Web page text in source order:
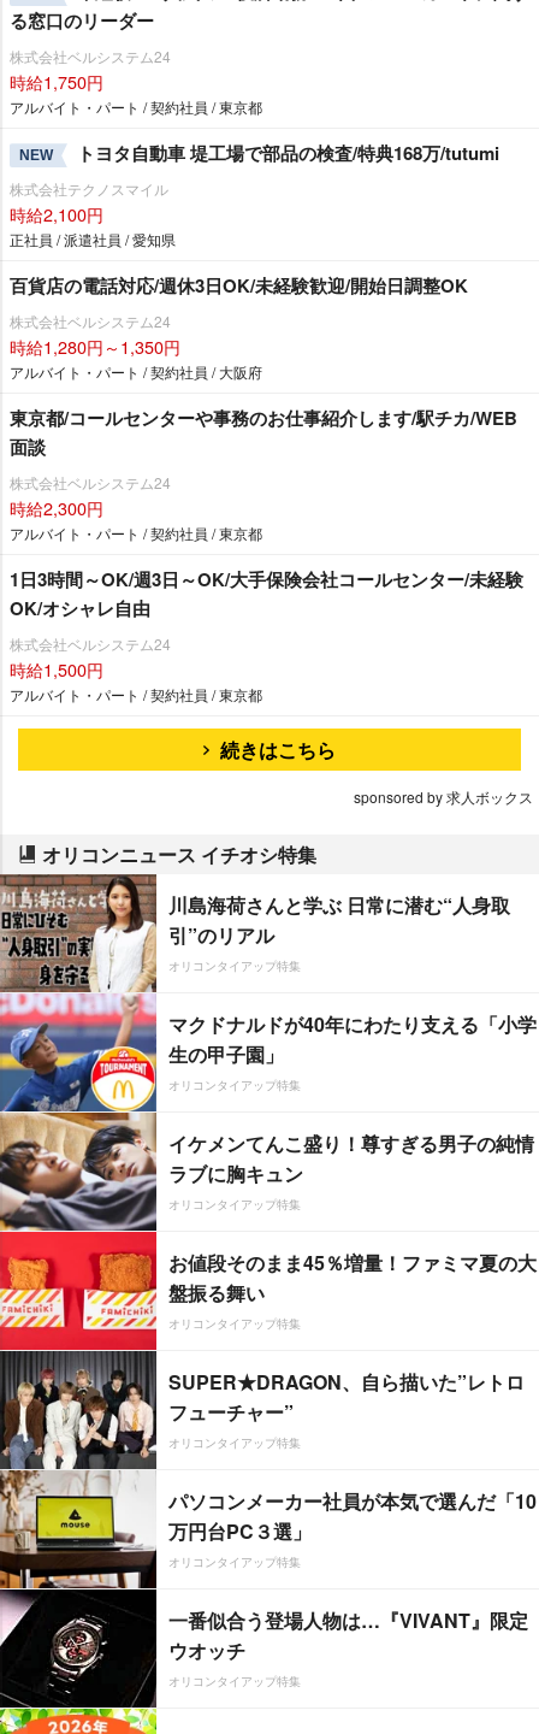
る窓口のリーダー
株式会社ベルシステム24
時給1,750円
アルバイト・パート / 契約社員 / 東京都
NEW トヨタ自動車 堤工場で部品の検査/特典168万/tutumi
株式会社テクノスマイル
時給2,100円
正社員 / 派遣社員 / 愛知県
百貨店の電話対応/週休3日OK/未経験歓迎/開始日調整OK
株式会社ベルシステム24
時給1,280円～1,350円
アルバイト・パート / 契約社員 / 大阪府
東京都/コールセンターや事務のお仕事紹介します/駅チカ/WEB
面談
株式会社ベルシステム24
時給2,300円
アルバイト・パート / 契約社員 / 東京都
1日3時間～OK/週3日～OK/大手保険会社コールセンター/未経験
OK/オシャレ自由
株式会社ベルシステム24
時給1,500円
アルバイト・パート / 契約社員 / 東京都
続きはこちら
sponsored by 求人ボックス
オリコンニュース イチオシ特集
川島海荷さんと学ぶ 日常に潜む“人身取
引”のリアル
オリコンタイアップ特集
マクドナルドが40年にわたり支える「小学
生の甲子園」
オリコンタイアップ特集
イケメンてんこ盛り！尊すぎる男子の純情
ラブに胸キュン
オリコンタイアップ特集
お値段そのまま45％増量！ファミマ夏の大
盤振る舞い
オリコンタイアップ特集
SUPER★DRAGON、自ら描いた”レトロ
フューチャー”
オリコンタイアップ特集
パソコンメーカー社員が本気で選んだ「10
万円台PC３選」
オリコンタイアップ特集
一番似合う登場人物は…『VIVANT』限定
ウオッチ
オリコンタイアップ特集